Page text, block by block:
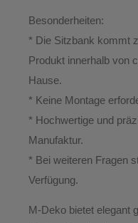
Besonderheiten:
* Die Sitzbank kommt
Produkt innerhalb von
Hause.
* Keine Montage
* Hochwertige und
Manufaktur.
* Bei weiteren Fragen
Verfügung.
M-Deko bietet elegant